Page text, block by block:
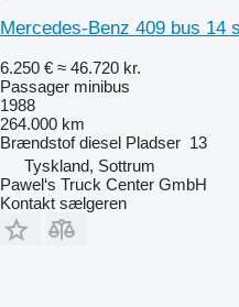
Mercedes-Benz 409 bus 14
6.250 € ≈ 46.720 kr.
Passager minibus
1988
264.000 km
Brændstof diesel Pladser 13
Tyskland, Sottrum
Pawel‘s Truck Center GmbH
Kontakt sælgeren